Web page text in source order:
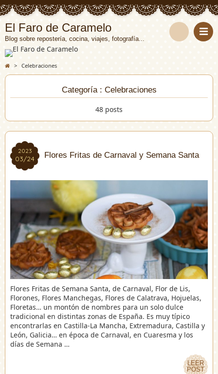
El Faro de Caramelo
Blog sobre repostería, cocina, viajes, fotografía...
> Celebraciones
Categoría : Celebraciones
48 posts
2023
03/24
2023
03/24 Flores Fritas de Carnaval y Semana Santa
Flores Fritas de Semana Santa, de Carnaval, Flor de Lis,
Florones, Flores Manchegas, Flores de Calatrava, Hojuelas,
Floretas… un montón de nombres para un solo dulce
tradicional en distintas zonas de España. Es muy típico
encontrarlas en Castilla-La Mancha, Extremadura, Castilla y
León, Galicia… en época de Carnaval, en Cuaresma y los
días de Semana …
LEER
POST
LEER
POST